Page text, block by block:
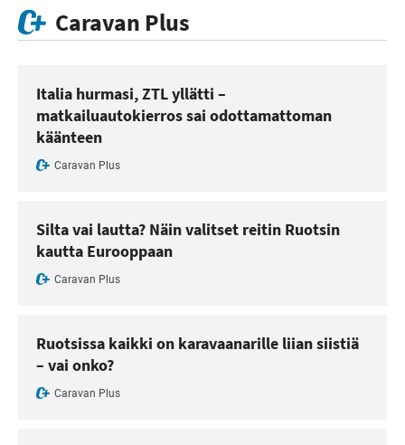
Caravan Plus
Italia hurmasi, ZTL yllätti –
matkailuautokierros sai odottamattoman
käänteen
Caravan Plus
Silta vai lautta? Näin valitset reitin Ruotsin
kautta Eurooppaan
Caravan Plus
Ruotsissa kaikki on karavaanarille liian siistiä
– vai onko?
Caravan Plus